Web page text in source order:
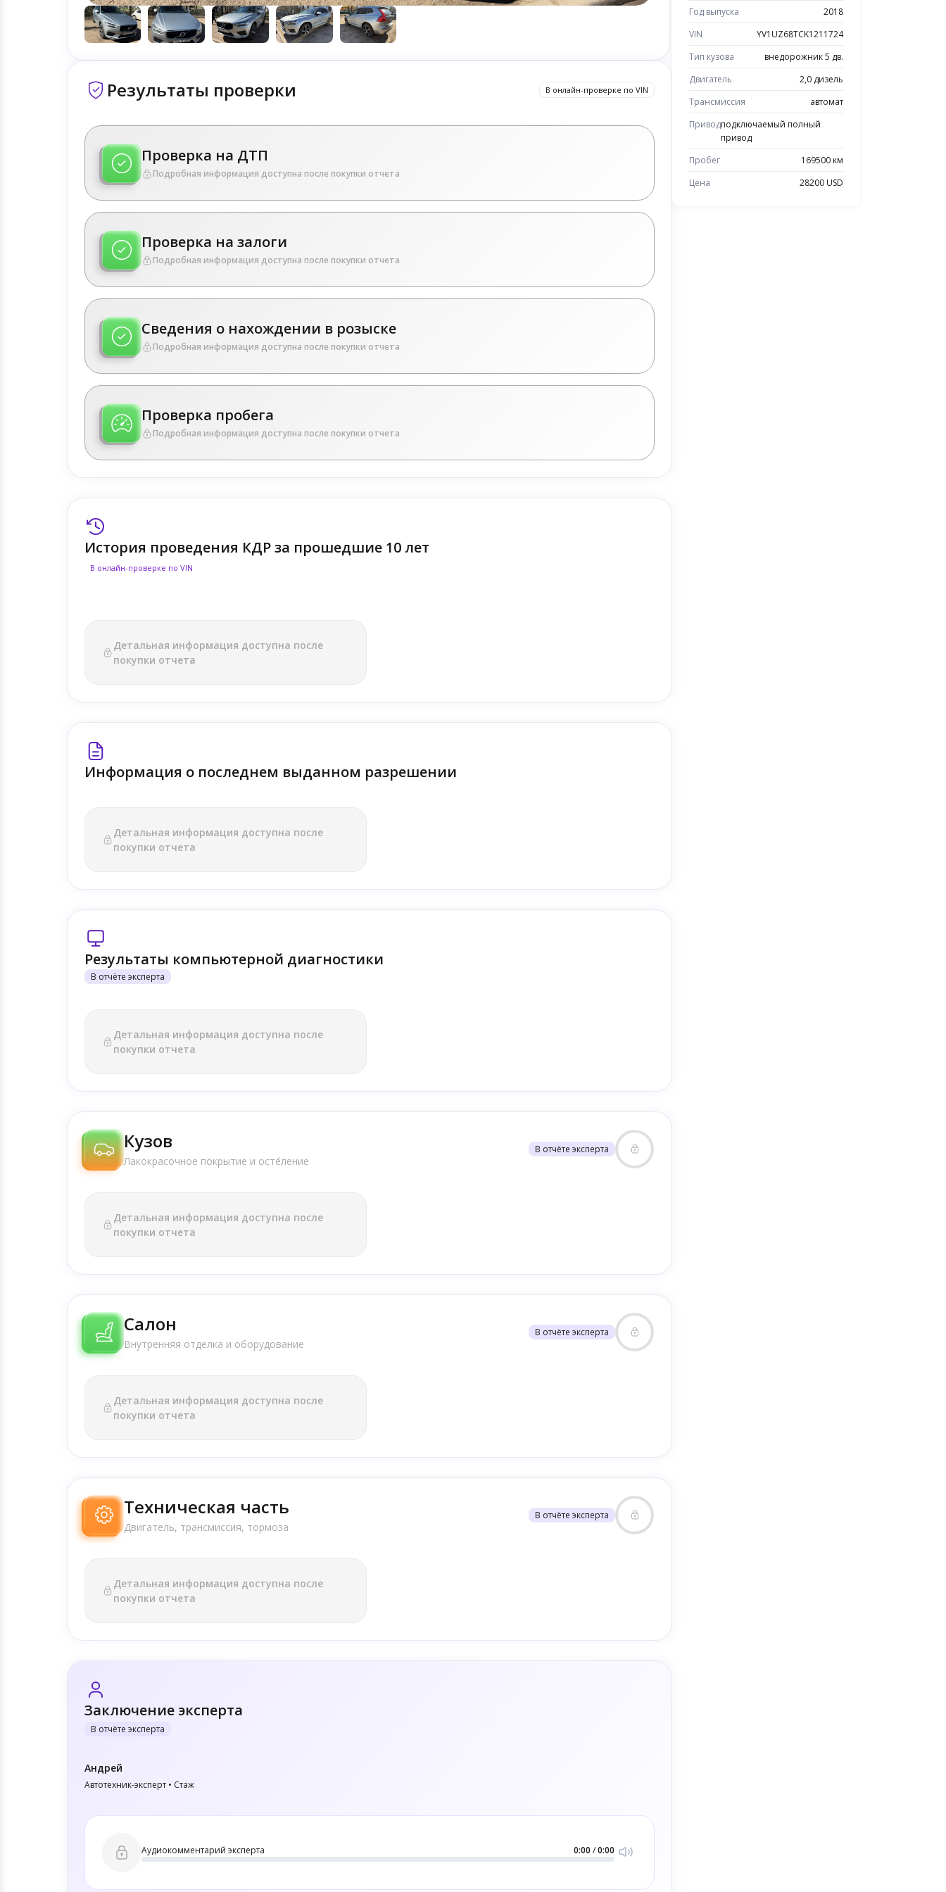
Результаты проверки В онлайн-проверке по VIN
Проверка на ДТП
Подробная информация доступна после покупки отчета
Проверка на залоги
Подробная информация доступна после покупки отчета
Сведения о нахождении в розыске
Подробная информация доступна после покупки отчета
Проверка пробега
Подробная информация доступна после покупки отчета
История проведения КДР за прошедшие 10 лет
В онлайн-проверке по VIN
Детальная информация доступна после
покупки отчета
Информация о последнем выданном разрешении
Детальная информация доступна после
покупки отчета
Результаты компьютерной диагностики
В отчёте эксперта
Детальная информация доступна после
покупки отчета
Кузов
Лакокрасочное покрытие и осте́ление
В отчёте эксперта
Детальная информация доступна после
покупки отчета
Салон
Внутренняя отделка и оборудование
В отчёте эксперта
Детальная информация доступна после
покупки отчета
Техническая часть
Двигатель, трансмиссия, тормоза
В отчёте эксперта
Детальная информация доступна после
покупки отчета
Заключение эксперта
В отчёте эксперта
Андрей
Автотехник-эксперт • Стаж
Аудиокомментарий эксперта 0:00 /0:00
Год выпуска
2018
VIN
YV1UZ68TCK1211724
Тип кузова
внедорожник 5 дв.
Двигатель
2,0 дизель
Трансмиссия
автомат
Приводподключаемый полный
привод
Пробег
169500 км
Цена
28200 USD